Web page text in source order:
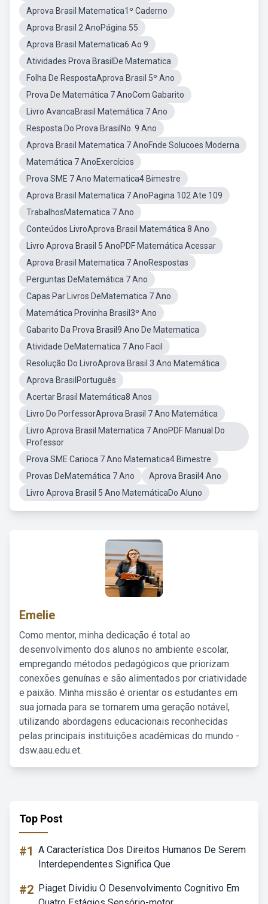
Aprova Brasil Matematica1º Caderno
Aprova Brasil 2 AnoPágina 55
Aprova Brasil Matematica6 Ao 9
Atividades Prova BrasilDe Matematica
Folha De RespostaAprova Brasil 5º Ano
Prova De Matemática 7 AnoCom Gabarito
Livro AvancaBrasil Matemática 7 Ano
Resposta Do Prova BrasilNo. 9 Ano
Aprova Brasil Matematica 7 AnoFnde Solucoes Moderna
Matemática 7 AnoExercícios
Prova SME 7 Ano Matematica4 Bimestre
Aprova Brasil Matematica 7 AnoPagina 102 Ate 109
TrabalhosMatematica 7 Ano
Conteúdos LivroAprova Brasil Matemática 8 Ano
Livro Aprova Brasil 5 AnoPDF Matemática Acessar
Aprova Brasil Matematica 7 AnoRespostas
Perguntas DeMatemática 7 Ano
Capas Par Livros DeMatematica 7 Ano
Matemática Provinha Brasil3º Ano
Gabarito Da Prova Brasil9 Ano De Matematica
Atividade DeMatematica 7 Ano Facil
Resolução Do LivroAprova Brasil 3 Ano Matemática
Aprova BrasilPortuguês
Acertar Brasil Matemática8 Anos
Livro Do PorfessorAprova Brasil 7 Ano Matemática
Livro Aprova Brasil Matematica 7 AnoPDF Manual Do
Professor
Prova SME Carioca 7 Ano Matematica4 Bimestre
Provas DeMatemática 7 Ano
Aprova Brasil4 Ano
Livro Aprova Brasil 5 Ano MatemáticaDo Aluno
Emelie
Como mentor, minha dedicação é total ao
desenvolvimento dos alunos no ambiente escolar,
empregando métodos pedagógicos que priorizam
conexões genuínas e são alimentados por criatividade
e paixão. Minha missão é orientar os estudantes em
sua jornada para se tornarem uma geração notável,
utilizando abordagens educacionais reconhecidas
pelas principais instituições acadêmicas do mundo -
dsw.aau.edu.et.
Top Post
#1 A Característica Dos Direitos Humanos De Serem
Interdependentes Significa Que
#2 Piaget Dividiu O Desenvolvimento Cognitivo Em